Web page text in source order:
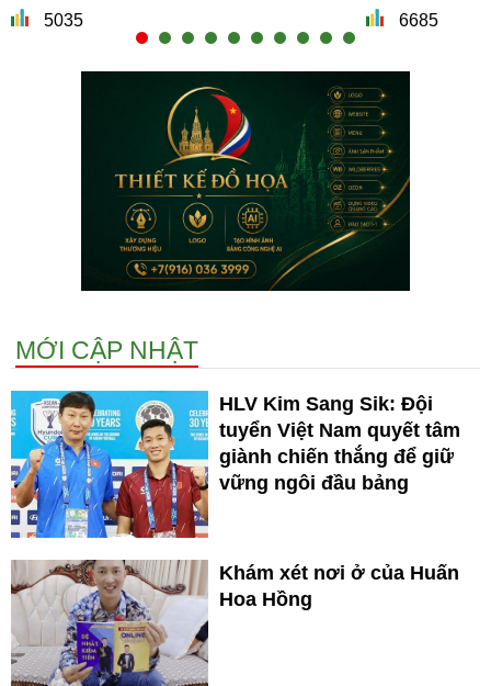
5035 6685
MỚI CẬP NHẬT
HLV Kim Sang Sik: Đội
tuyển Việt Nam quyết tâm
giành chiến thắng để giữ
vững ngôi đầu bảng
Khám xét nơi ở của Huấn
Hoa Hồng